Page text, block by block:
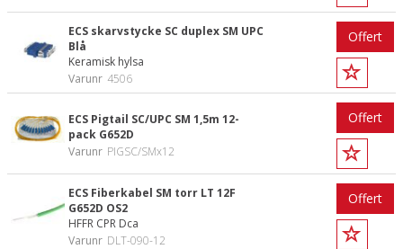
ECS skarvstycke SC duplex SM UPC
Blå
Keramisk hylsa
Varunr 4506
Offert
ECS Pigtail SC/UPC SM 1,5m 12-
pack G652D
Varunr PIGSC/SMx12
Offert
ECS Fiberkabel SM torr LT 12F
G652D OS2
HFFR CPR Dca
Varunr DLT-090-12
Offert